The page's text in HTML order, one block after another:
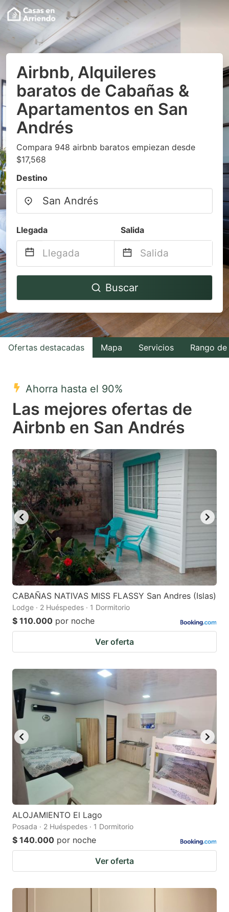
Airbnb, Alquileres
baratos de Cabañas &
Apartamentos en San
Andrés
Compara 948 airbnb baratos empiezan desde
$17,568
Destino
Llegada Salida
Navigate
to
interact
with
the
select
a
date.
the
question
mark
key
to
get
the
keyboard
shortcuts
for
changing
dates.
Navigate
to
interact
with
the
a
date.
the
question
mark
key
to
get
the
keyboard
shortcuts
for
Buscar
Ofertas destacadas Mapa Servicios Rango
Ahorra hasta el 90%
Las mejores ofertas de
Airbnb en San Andrés
CABAÑAS NATIVAS MISS FLASSY San Andres (Islas)
Lodge · 2 Huéspedes · 1 Dormitorio
$ 110.000 por noche
Ver oferta
ALOJAMIENTO El Lago
Posada · 2 Huéspedes · 1 Dormitorio
$ 140.000 por noche
Ver oferta